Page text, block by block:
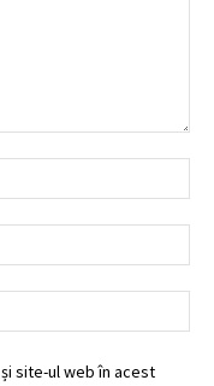
site-ul web în acest